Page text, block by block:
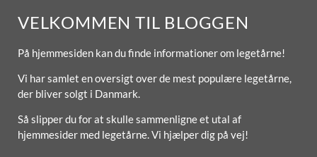
VELKOMMEN TIL BLOGGEN
På hjemmesiden kan du finde informationer om legetårne!
Vi har samlet en oversigt over de mest populære legetårne,
der bliver solgt i Danmark.
Så slipper du for at skulle sammenligne et utal af
hjemmesider med legetårne. Vi hjælper dig på vej!